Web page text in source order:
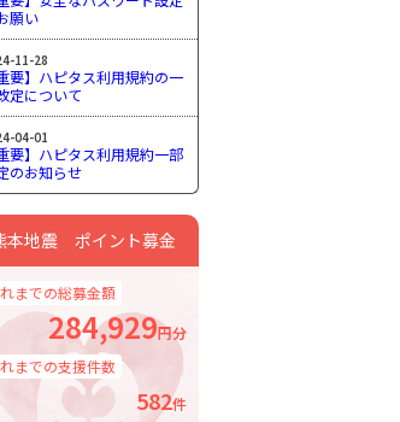
願い
11-28
重要】ハピタス利用規約の一
定について
04-01
重要】ハピタス利用規約一部
のお知らせ
本地震 ポイント募金
までの総募金額
284,929円分
までの支援件数
582件